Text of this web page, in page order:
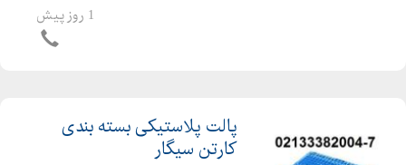
مرکبات،سبد ماست دبه ای،سبد خرما،
1 روز پیش
پالت پلاستیکی بسته بندی
کارتن سیگار